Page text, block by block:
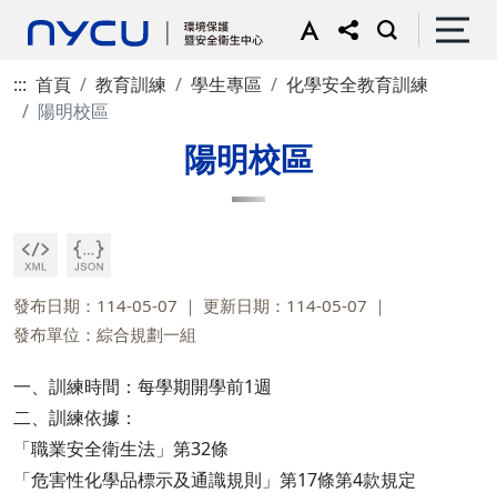
::: 首頁 教育訓練 學生專區
化學安全教育訓練
陽明校區
陽明校區
發布日期：114-05-07
更新日期：114-05-07
發布單位：綜合規劃一組
一、訓練時間：每學期開學前1週
二、訓練依據：
「職業安全衛生法」第32條
「危害性化學品標示及通識規則」第17條第4款規定